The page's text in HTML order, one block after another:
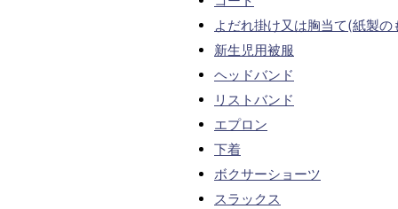
よだれ掛け又は胸当て(紙製の
新生児用被服
ヘッドバンド
リストバンド
エプロン
下着
ボクサーショーツ
スラックス